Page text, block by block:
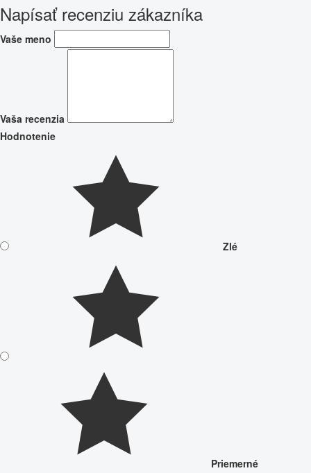
Napísať recenziu zákazníka
Vaše meno
Vaša recenzia
Hodnotenie
Zlé
Priemerné